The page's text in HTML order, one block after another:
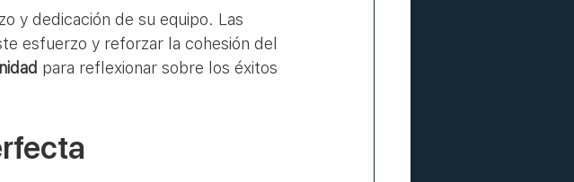
y dedicación de su equipo. Las
esfuerzo y reforzar la cohesión del
para reflexionar sobre los éxitos